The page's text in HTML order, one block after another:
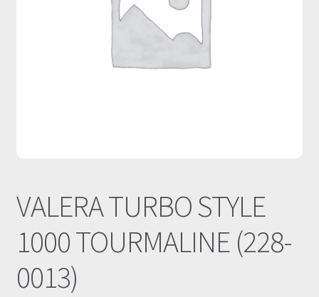
Πολιτική επιστροφών
VALERA TURBO STYLE
1000 TOURMALINE (228-
0013)